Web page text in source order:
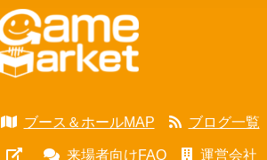
ブース＆ホールMAP ブログ一覧
来場者向けFAQ 運営会社